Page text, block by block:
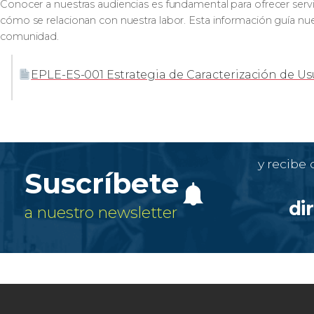
Conocer a nuestras audiencias es fundamental para ofrecer
cómo se relacionan con nuestra labor. Esta información guía
comunidad.
EPLE-ES-001 Estrategia de Caracterización de
Suscríbete
a nuestro newsletter
y recibe